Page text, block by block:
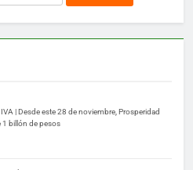
| Desde este 28 de noviembre, Prosperidad
1 billón de pesos